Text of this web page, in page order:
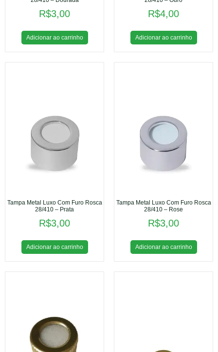
R$3,00
Adicionar ao carrinho
R$4,00
Adicionar ao carrinho
Tampa Metal Luxo Com Furo Rosca
28/410 – Prata
R$3,00
Adicionar ao carrinho
Tampa Metal Luxo Com Furo Rosca
28/410 – Rose
R$3,00
Adicionar ao carrinho